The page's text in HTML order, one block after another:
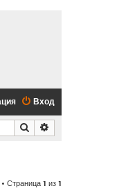
Вход
Поиск
Страница1 из1